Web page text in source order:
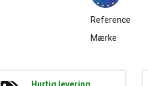
Reference
Mærke